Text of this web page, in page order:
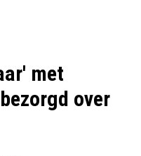
met
over